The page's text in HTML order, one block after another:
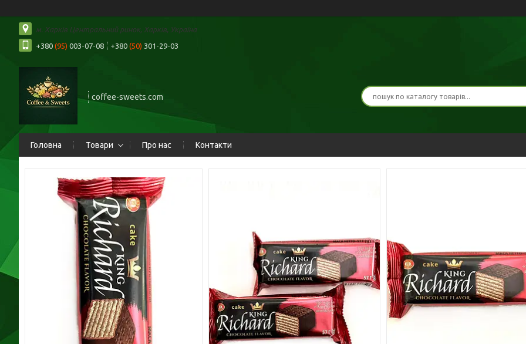
м. Харків Центральний ринок, Харків, Україна
+380 (95) 003-07-08 +380 (50) 301-29-03
coffee-sweets.com
Головна Товари Про нас Контакти